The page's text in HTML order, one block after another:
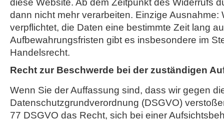
diese Website. Ab dem Zeitpunkt des Widerrufs
dann nicht mehr verarbeiten. Einzige Ausnahme:
verpflichtet, die Daten eine bestimmte Zeit lang
Aufbewahrungsfristen gibt es insbesondere im
Handelsrecht.
Recht zur Beschwerde bei der zuständigen
Wenn Sie der Auffassung sind, dass wir gegen
Datenschutzgrundverordnung (DSGVO)
77 DSGVO das Recht, sich bei einer